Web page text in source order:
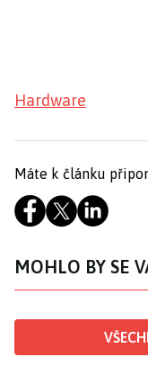
Hardware
Máte k článku
MOHLO BY SE